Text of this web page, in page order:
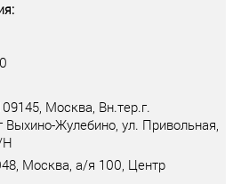
Москва, Вн.тер.г.
Жулебино, ул. Привольная,
Н
, Москва, а/я 100, Центр